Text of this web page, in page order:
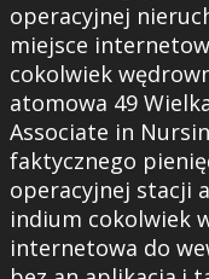
operacyjnej
miejsce
cokolwiek
atomowa 49
Associate in
faktycznego
operacyjnej stacji
indium cokolwiek
internetowa do